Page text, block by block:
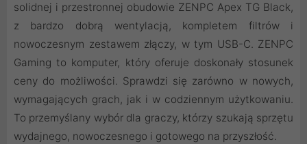
solidnej i przestronnej obudowie ZENPC Apex TG Black,
z bardzo dobrą wentylacją, kompletem filtrów i
nowoczesnym zestawem złączy, w tym USB-C. ZENPC
Gaming to komputer, który oferuje doskonały stosunek
ceny do możliwości. Sprawdzi się zarówno w nowych,
wymagających grach, jak i w codziennym użytkowaniu.
To przemyślany wybór dla graczy, którzy szukają sprzętu
wydajnego, nowoczesnego i gotowego na przyszłość.